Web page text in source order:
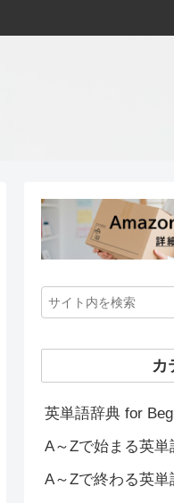
カ
英単語辞典 for
A～Zで始まる英単
A～Zで終わる英単